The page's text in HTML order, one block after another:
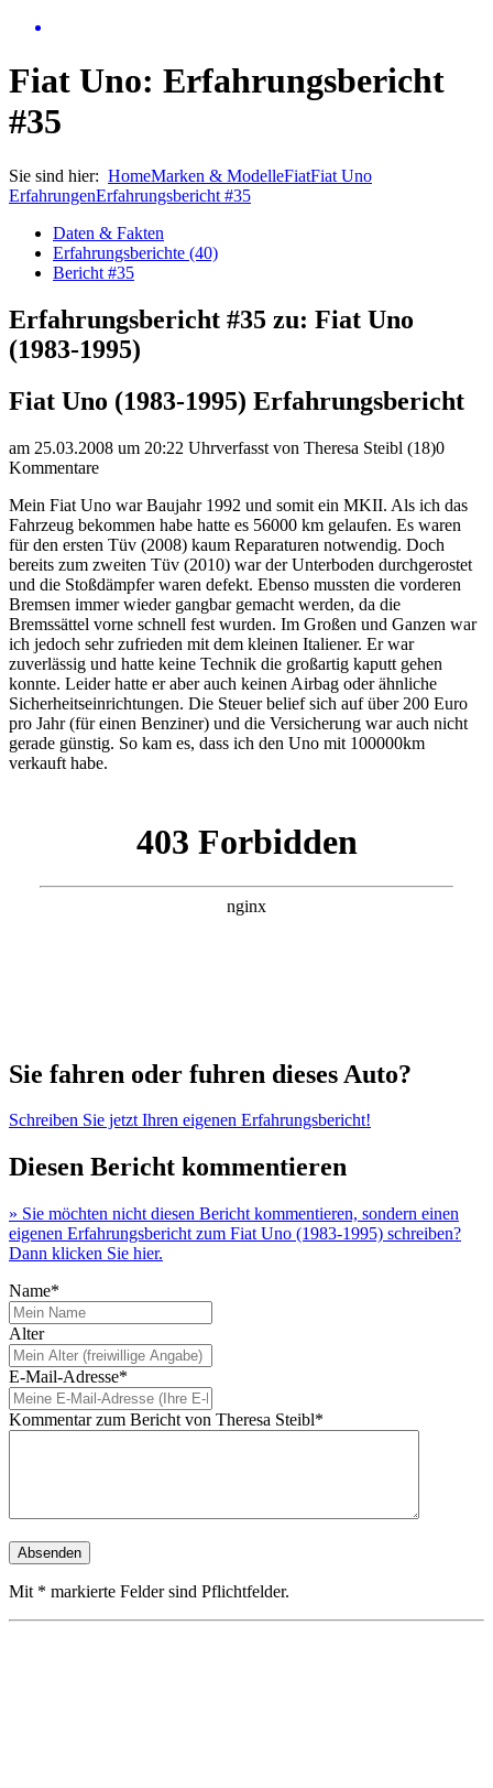
Fiat Uno: Erfahrungsbericht
#35
Sie sind hier: HomeMarken & ModelleFiatFiat Uno
ErfahrungenErfahrungsbericht #35
Daten & Fakten
Erfahrungsberichte (40)
Bericht #35
Erfahrungsbericht #35 zu: Fiat Uno
(1983-1995)
Fiat Uno (1983-1995) Erfahrungsbericht
am 25.03.2008 um 20:22 Uhrverfasst von Theresa Steibl (18)0
Kommentare
Mein Fiat Uno war Baujahr 1992 und somit ein MKII. Als ich das
Fahrzeug bekommen habe hatte es 56000 km gelaufen. Es waren
für den ersten Tüv (2008) kaum Reparaturen notwendig. Doch
bereits zum zweiten Tüv (2010) war der Unterboden durchgerostet
und die Stoßdämpfer waren defekt. Ebenso mussten die vorderen
Bremsen immer wieder gangbar gemacht werden, da die
Bremssättel vorne schnell fest wurden. Im Großen und Ganzen war
ich jedoch sehr zufrieden mit dem kleinen Italiener. Er war
zuverlässig und hatte keine Technik die großartig kaputt gehen
konnte. Leider hatte er aber auch keinen Airbag oder ähnliche
Sicherheitseinrichtungen. Die Steuer belief sich auf über 200 Euro
pro Jahr (für einen Benziner) und die Versicherung war auch nicht
gerade günstig. So kam es, dass ich den Uno mit 100000km
verkauft habe.
Sie fahren oder fuhren dieses Auto?
Schreiben Sie jetzt Ihren eigenen Erfahrungsbericht!
Diesen Bericht kommentieren
» Sie möchten nicht diesen Bericht kommentieren, sondern einen
eigenen Erfahrungsbericht zum Fiat Uno (1983-1995) schreiben?
Dann klicken Sie hier.
Name*
Alter
E-Mail-Adresse*
Kommentar zum Bericht von Theresa Steibl*
Mit * markierte Felder sind Pflichtfelder.